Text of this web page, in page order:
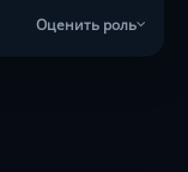
Оценить роль